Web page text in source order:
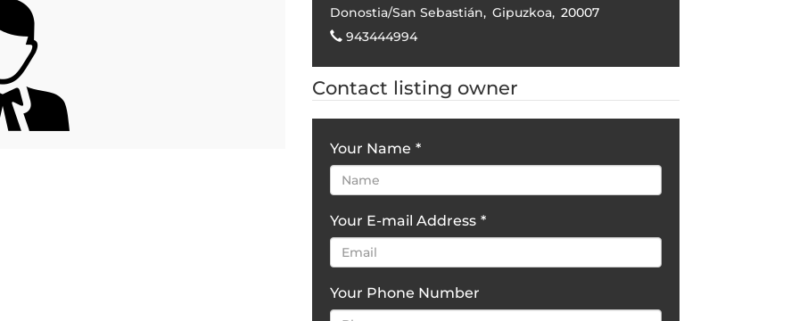
Donostia/San Sebastián, Gipuzkoa, 20007
943444994
Contact listing owner
Your Name *
Your E-mail Address *
Your Phone Number